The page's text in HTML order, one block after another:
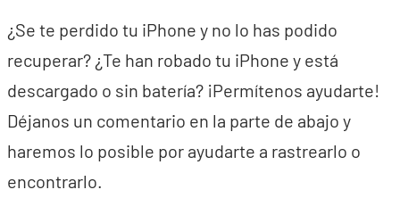
¿Se te perdido tu iPhone y no lo has podido
recuperar? ¿Te han robado tu iPhone y está
descargado o sin batería? ¡Permítenos ayudarte!
Déjanos un comentario en la parte de abajo y
haremos lo posible por ayudarte a rastrearlo o
encontrarlo.